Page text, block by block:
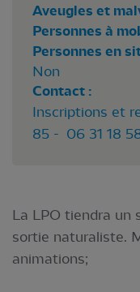
Aveugles et
Personnes à
Personnes en
Non
Contact :
Inscriptions et
85 - 06 31 18
La LPO tiendra un
sortie naturaliste.
animations;